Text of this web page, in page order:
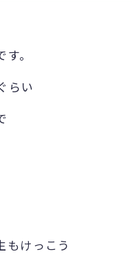
。
らい
もけっこう